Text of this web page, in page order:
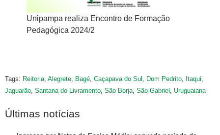
Unipampa realiza Encontro de Formação
Pedagógica 2024/2
Tags: Reitoria, Alegrete, Bagé, Caçapava do Sul , Dom Pedrito, Itaqui,
Jaguarão, Santana do Livramento, São Borja, São Gabriel , Uruguaiana
Últimas notícias